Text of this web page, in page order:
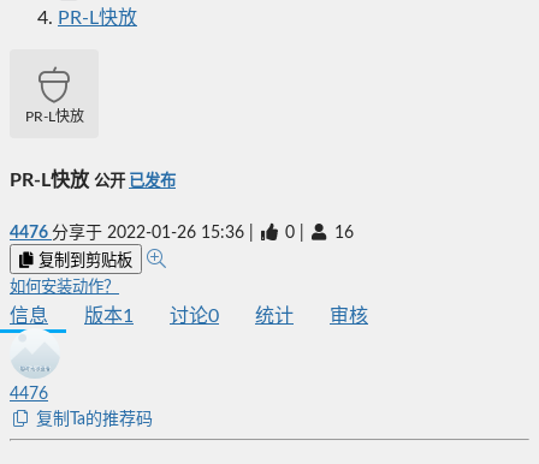
PR-L快放
PR-L快放
PR-L快放 公开 已发布
4476 分享于 2022-01-26 15:36 0 16
复制到剪贴板
如何安装动作？
信息 版本1 讨论0 统计 审核
4476
复制Ta的推荐码